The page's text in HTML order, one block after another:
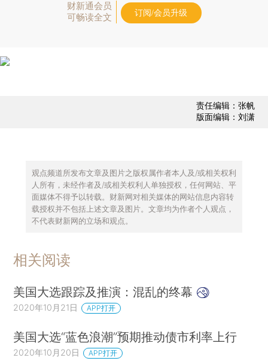
财新通会员
可畅读全文
订阅/会员升级
责任编辑：张帆
版面编辑：刘潇
观点频道所发布文章及图片之版权属作者本人及/或相关权利
人所有，未经作者及/或相关权利人单独授权，任何网站、平
面媒体不得予以转载。财新网对相关媒体的网站信息内容转
载授权并不包括上述文章及图片。文章均为作者个人观点，
不代表财新网的立场和观点。
相关阅读
美国大选跟踪及推演：混乱的终幕
2020年10月21日 APP打开
美国大选“蓝色浪潮”预期推动债市利率上行
2020年10月20日 APP打开